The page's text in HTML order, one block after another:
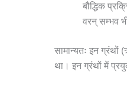
बौद्धिक
वरन् सम्भव
सामान्यतः इन ग्रंथों
था। इन ग्रंथों में